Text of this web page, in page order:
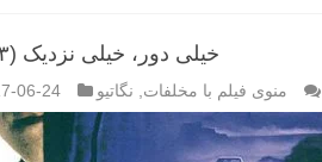
خیلی دور، خیلی نزدیک (۱۳۸۳)
06-24 منوی فیلم با مخلفات نگاتیو